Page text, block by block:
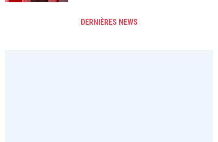
DERNIÈRES NEWS